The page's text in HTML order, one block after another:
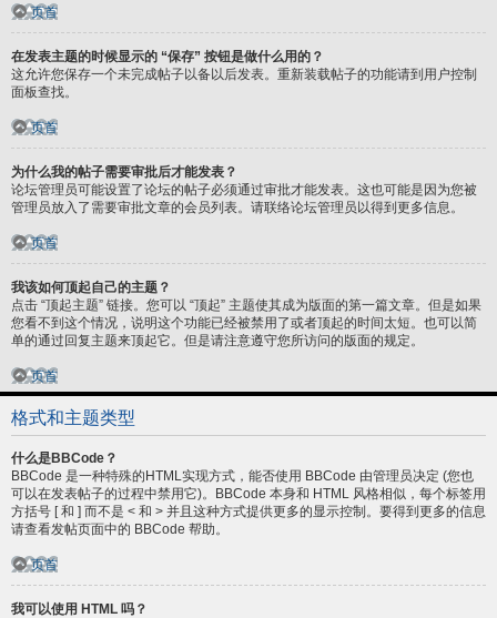
页首
在发表主题的时候显示的 “保存” 按钮是做什么用的？
这允许您保存一个未完成帖子以备以后发表。重新装载帖子的功能请到用户控制
面板查找。
页首
为什么我的帖子需要审批后才能发表？
论坛管理员可能设置了论坛的帖子必须通过审批才能发表。这也可能是因为您被
管理员放入了需要审批文章的会员列表。请联络论坛管理员以得到更多信息。
页首
我该如何顶起自己的主题？
点击 “顶起主题” 链接。您可以 “顶起” 主题使其成为版面的第一篇文章。但是如果
您看不到这个情况，说明这个功能已经被禁用了或者顶起的时间太短。也可以简
单的通过回复主题来顶起它。但是请注意遵守您所访问的版面的规定。
页首
格式和主题类型
什么是BBCode？
BBCode 是一种特殊的HTML实现方式，能否使用 BBCode 由管理员决定 (您也
可以在发表帖子的过程中禁用它)。BBCode 本身和 HTML 风格相似，每个标签用
方括号 [ 和 ] 而不是 < 和 > 并且这种方式提供更多的显示控制。要得到更多的信息
请查看发帖页面中的 BBCode 帮助。
页首
我可以使用 HTML 吗？